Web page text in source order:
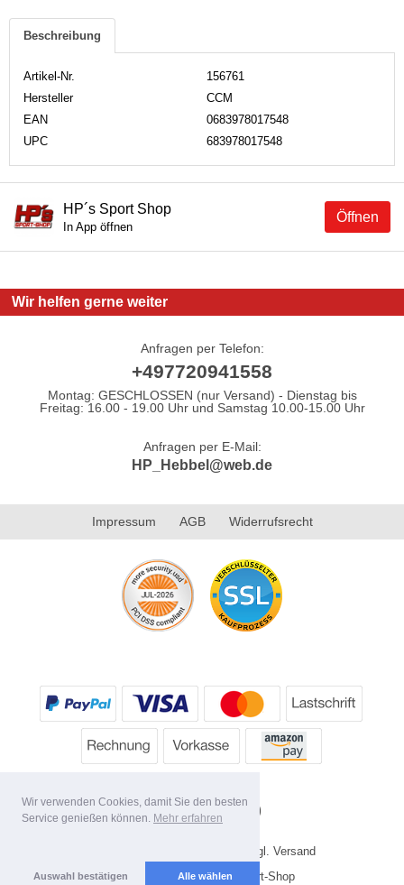
Wir verwenden Cookies, damit Sie den besten
Service genießen können. Mehr erfahren
Auswahl bestätigen Alle wählen
Beschreibung
Artikel-Nr.
156761
Hersteller
CCM
EAN
0683978017548
UPC
683978017548
Öffnen
HP´s Sport Shop
In App öffnen
Wir helfen gerne weiter
Anfragen per Telefon:
+497720941558
Montag: GESCHLOSSEN (nur Versand) - Dienstag bis
Freitag: 16.00 - 19.00 Uhr und Samstag 10.00-15.00 Uhr
Anfragen per E-Mail:
HP_Hebbel@web.de
Impressum AGB Widerrufsrecht
* Alle Preise inkl. MwSt. evtl. zzgl. Versand
Copyright 2026 by HP's Sport-Shop